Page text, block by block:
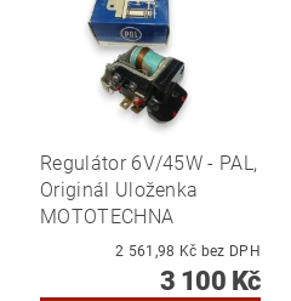
Regulátor 6V/45W - PAL,
Originál Uloženka
MOTOTECHNA
2 561,98 Kč bez DPH
3 100 Kč